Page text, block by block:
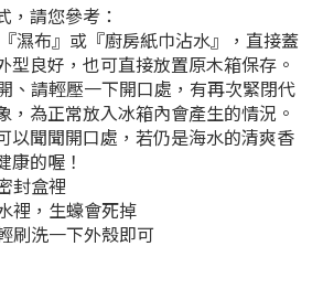
，請您參考：
濕布』或『廚房紙巾沾水』，直接蓋
型良好，也可直接放置原木箱保存。
、請輕壓一下開口處，有再次緊閉代
，為正常放入冰箱內會產生的情況​。
以聞聞開口處，若仍是海水的清爽香
康的喔！
封盒裡​
裡，生蠔會死掉​
刷洗一下外殼即可​